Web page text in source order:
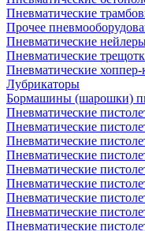
Пневматические
Прочее
Пневматические
Пневматические
Пневматические
Лубрикаторы
Бормашины (шарошки)
Пневматические
Пневматические
Пневматические
Пневматические
Пневматические
Пневматические
Пневматические
Пневматические
Пневматические